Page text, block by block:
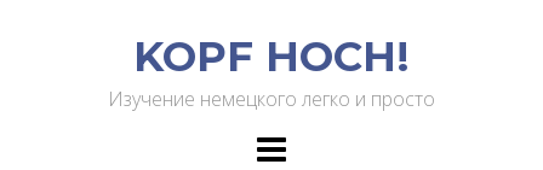
KOPF HOCH!
Изучение немецкого легко и просто